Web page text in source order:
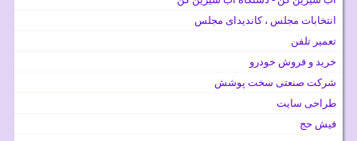
انتخابات مجلس ، کاندیدای مجلس
تعمیر تلفن
خرید و فروش خودرو
شرکت صنعتی سخت پوشش
طراحی سایت
فیش حج